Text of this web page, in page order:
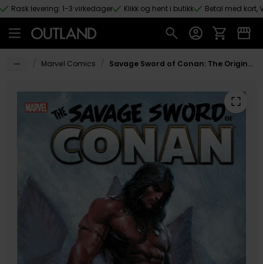
Hopp til hovedinnhold
Rask levering: 1-3 virkedager Klikk og hent i butikk Betal med kort,
Marvel Comics Savage Sword of Conan: The Original Marvel Years Omnibus Vol. 1